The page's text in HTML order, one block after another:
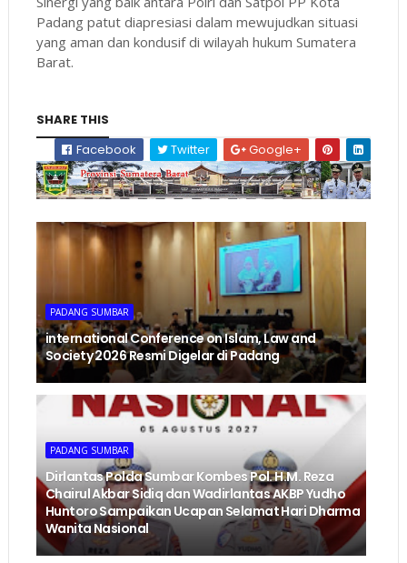
Padang patut diapresiasi dalam mewujudkan situasi
yang aman dan kondusif di wilayah hukum Sumatera
Barat.
SHARE THIS
Facebook
Twitter Google+
PADANG SUMBAR
international Conference on Islam, Law and
Society 2026 Resmi Digelar di Padang
PADANG SUMBAR
Dirlantas Polda Sumbar Kombes Pol. H.M. Reza
Chairul Akbar Sidiq dan Wadirlantas AKBP Yudho
Huntoro Sampaikan Ucapan Selamat Hari Dharma
Wanita Nasional